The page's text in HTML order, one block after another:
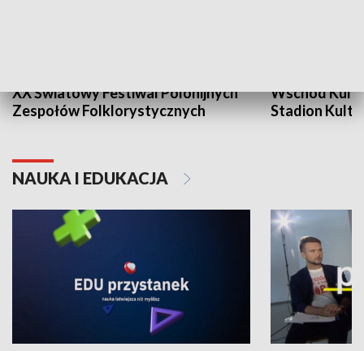
XX Światowy Festiwal Polonijnych
Zespołów Folklorystycznych
Wschód
Stadion
NAUKA I EDUKACJA